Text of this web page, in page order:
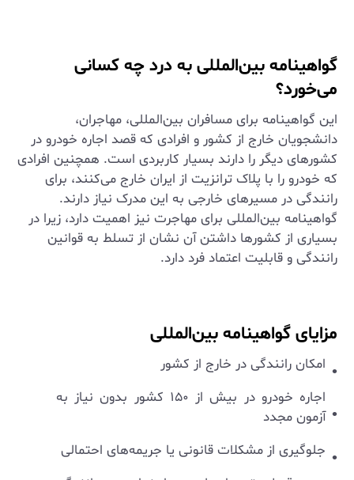
گواهینامه بین‌المللی به درد چه کسانی
می‌خورد؟
این گواهینامه برای مسافران بین‌المللی، مهاجران،
دانشجویان خارج از کشور و افرادی که قصد اجاره خودرو در
کشورهای دیگر را دارند بسیار کاربردی است. همچنین افرادی
که خودرو را با پلاک ترانزیت از ایران خارج می‌کنند، برای
رانندگی در مسیرهای خارجی به این مدرک نیاز دارند.
گواهینامه بین‌المللی برای مهاجرت نیز اهمیت دارد، زیرا در
بسیاری از کشورها داشتن آن نشان از تسلط به قوانین
رانندگی و قابلیت اعتماد فرد دارد.
مزایای گواهینامه بین‌المللی
امکان رانندگی در خارج از کشور
اجاره خودرو در بیش از ۱۵۰ کشور بدون نیاز به
آزمون مجدد
جلوگیری از مشکلات قانونی یا جریمه‌های احتمالی